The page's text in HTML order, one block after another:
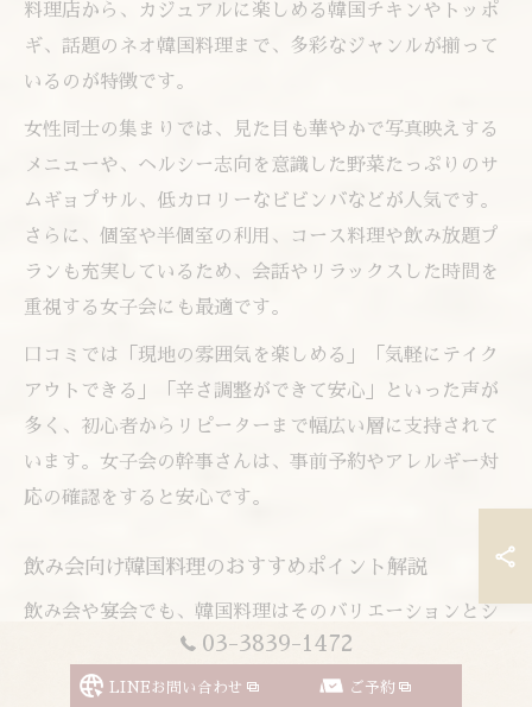
料理店から、カジュアルに楽しめる韓国チキンやトッポ
ギ、話題のネオ韓国料理まで、多彩なジャンルが揃って
いるのが特徴です。
女性同士の集まりでは、見た目も華やかで写真映えする
メニューや、ヘルシー志向を意識した野菜たっぷりのサ
ムギョプサル、低カロリーなビビンバなどが人気です。
さらに、個室や半個室の利用、コース料理や飲み放題プ
ランも充実しているため、会話やリラックスした時間を
重視する女子会にも最適です。
口コミでは「現地の雰囲気を楽しめる」「気軽にテイク
アウトできる」「辛さ調整ができて安心」といった声が
多く、初心者からリピーターまで幅広い層に支持されて
います。女子会の幹事さんは、事前予約やアレルギー対
応の確認をすると安心です。
飲み会向け韓国料理のおすすめポイント解説
飲み会や宴会でも、韓国料理はそのバリエーションとシ
ェアしやすいスタイルで人気を集めています。東京都台
東区や渋谷区の韓国料理店では、サムギョプサルやプル
03-3839-1472
LINEお問い合わせ ご予約